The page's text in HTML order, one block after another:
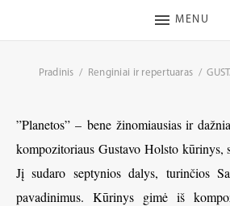
MENU
Pradinis Renginiai ir repertuaras
”Planetos” – bene žinomiausias ir
kompozitoriaus Gustavo Holsto kūrinys,
Jį sudaro septynios dalys, turinčios
pavadinimus. Kūrinys gimė iš